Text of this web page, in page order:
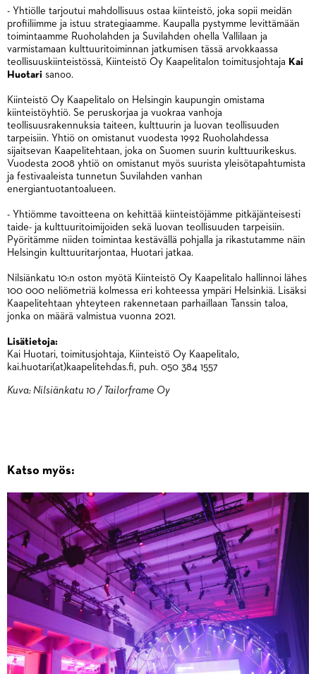
- Yhtiölle tarjoutui mahdollisuus ostaa kiinteistö, joka sopii meidän
profiiliimme ja istuu strategiaamme. Kaupalla pystymme levittämään
toimintaamme Ruoholahden ja Suvilahden ohella Vallilaan ja
varmistamaan kulttuuritoiminnan jatkumisen tässä arvokkaassa
teollisuuskiinteistössä, Kiinteistö Oy Kaapelitalon toimitusjohtaja Kai
Huotari sanoo.
Kiinteistö Oy Kaapelitalo on Helsingin kaupungin omistama
kiinteistöyhtiö. Se peruskorjaa ja vuokraa vanhoja
teollisuusrakennuksia taiteen, kulttuurin ja luovan teollisuuden
tarpeisiin. Yhtiö on omistanut vuodesta 1992 Ruoholahdessa
sijaitsevan Kaapelitehtaan, joka on Suomen suurin kulttuurikeskus.
Vuodesta 2008 yhtiö on omistanut myös suurista yleisötapahtumista
ja festivaaleista tunnetun Suvilahden vanhan
energiantuotantoalueen.
- Yhtiömme tavoitteena on kehittää kiinteistöjämme pitkäjänteisesti
taide- ja kulttuuritoimijoiden sekä luovan teollisuuden tarpeisiin.
Pyöritämme niiden toimintaa kestävällä pohjalla ja rikastutamme näin
Helsingin kulttuuritarjontaa, Huotari jatkaa.
Nilsiänkatu 10:n oston myötä Kiinteistö Oy Kaapelitalo hallinnoi lähes
100 000 neliömetriä kolmessa eri kohteessa ympäri Helsinkiä. Lisäksi
Kaapelitehtaan yhteyteen rakennetaan parhaillaan Tanssin taloa,
jonka on määrä valmistua vuonna 2021.
Lisätietoja:
Kai Huotari, toimitusjohtaja, Kiinteistö Oy Kaapelitalo,
kai.huotari(at)kaapelitehdas.fi, puh. 050 384 1557
Kuva: Nilsiänkatu 10 / Tailorframe Oy
Katso myös: